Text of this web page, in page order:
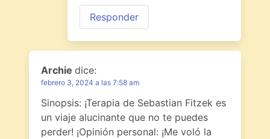
Responder
Archie dice:
febrero 3, 2024 a las 7:58 am
Sinopsis: ¡Terapia de Sebastian Fitzek es
un viaje alucinante que no te puedes
perder! ¡Opinión personal: ¡Me voló la